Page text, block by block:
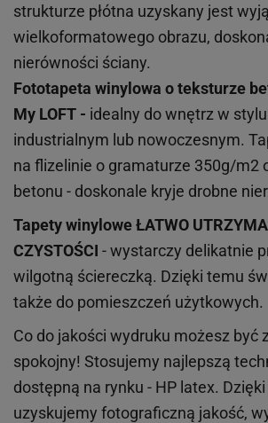
strukturze płótna uzyskany jest
wielkoformatowego obrazu,
nierówności ściany.
Fototapeta winylowa oteksturze
My LOFT - idealny do wnętrz w
industrialnym lub nowoczesnym.
na flizelinie o gramaturze 350g/m2
betonu - doskonale kryje drobne
Tapety winyloweŁATWO
CZYSTOŚCI - wystarczy delikatnie
wilgotną ściereczką. Dzięki temu
także do pomieszczeń użytkowych.
Co do jakości wydruku możesz być
spokojny! Stosujemy najlepszą
dostępną na rynku - HP latex.
uzyskujemy fotograficzną jakość,